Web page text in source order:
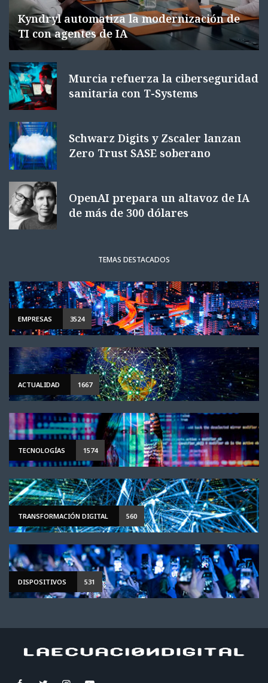
Kyndryl automatiza la modernización de
TI con agentes de IA
Murcia refuerza la ciberseguridad
sanitaria con T-Systems
Schwarz Digits y Zscaler lanzan
Zero Trust SASE soberano
OpenAI prepara un altavoz de IA
de más de 300 dólares
TEMAS DESTACADOS
EMPRESAS 3524
ACTUALIDAD 1667
TECNOLOGÍAS 1574
TRANSFORMACIÓN DIGITAL 560
DISPOSITIVOS 531